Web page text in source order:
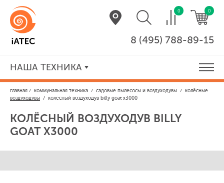
0 0
8 (495) 788-89-15
НАША ТЕХНИКА
главная / коммунальная техника / садовые пылесосы и воздуходувы / колёсные
воздуходувы / колёсный воздуходув billy goat x3000
КОЛЁСНЫЙ ВОЗДУХОДУВ BILLY
GOAT X3000